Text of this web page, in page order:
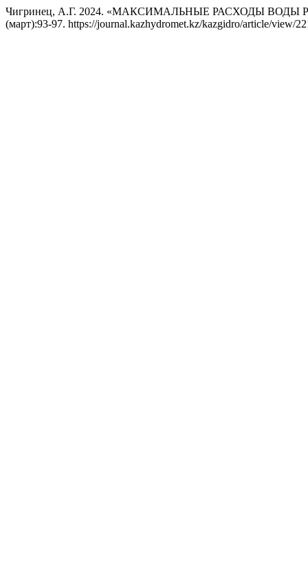
Чигринец, А.Г. 2024. «МАКСИМАЛЬНЫЕ РАСХОДЫ
(март):93-97. https://journal.kazhydromet.kz/kazgidro/article/view/